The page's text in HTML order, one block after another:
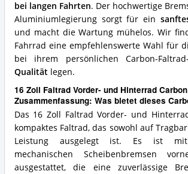
bei langen Fahrten. Der hochwertige
Aluminiumlegierung sorgt für ein
und macht die Wartung mühelos. Wir
Fahrrad eine empfehlenswerte Wahl für
bei ihrem persönlichen Carbon-
Qualitätlegen.
16 Zoll Faltrad Vorder- und Hinterrad Carbon
Zusammenfassung: Was bietet dieses
Das 16 Zoll Faltrad Vorder- und
kompaktes Faltrad, das sowohl auf
Leistung ausgelegt ist. Es ist mit
mechanischen Scheibenbremsen
ausgestattet, die eine zuverlässige